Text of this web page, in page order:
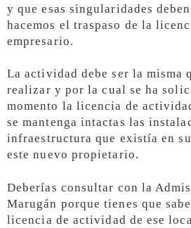
y que esas singularidades
hacemos el traspaso de la
empresario.
La actividad debe ser la misma
realizar y por la cual se ha
momento la licencia de
se mantenga intactas las
infraestructura que existía en
este nuevo propietario.
Deberías consultar con la
Marugán porque tienes que
licencia de actividad de ese